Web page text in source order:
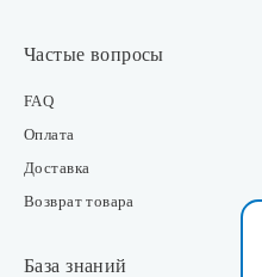
Частые вопросы
FAQ
Оплата
Доставка
Возврат товара
База знаний